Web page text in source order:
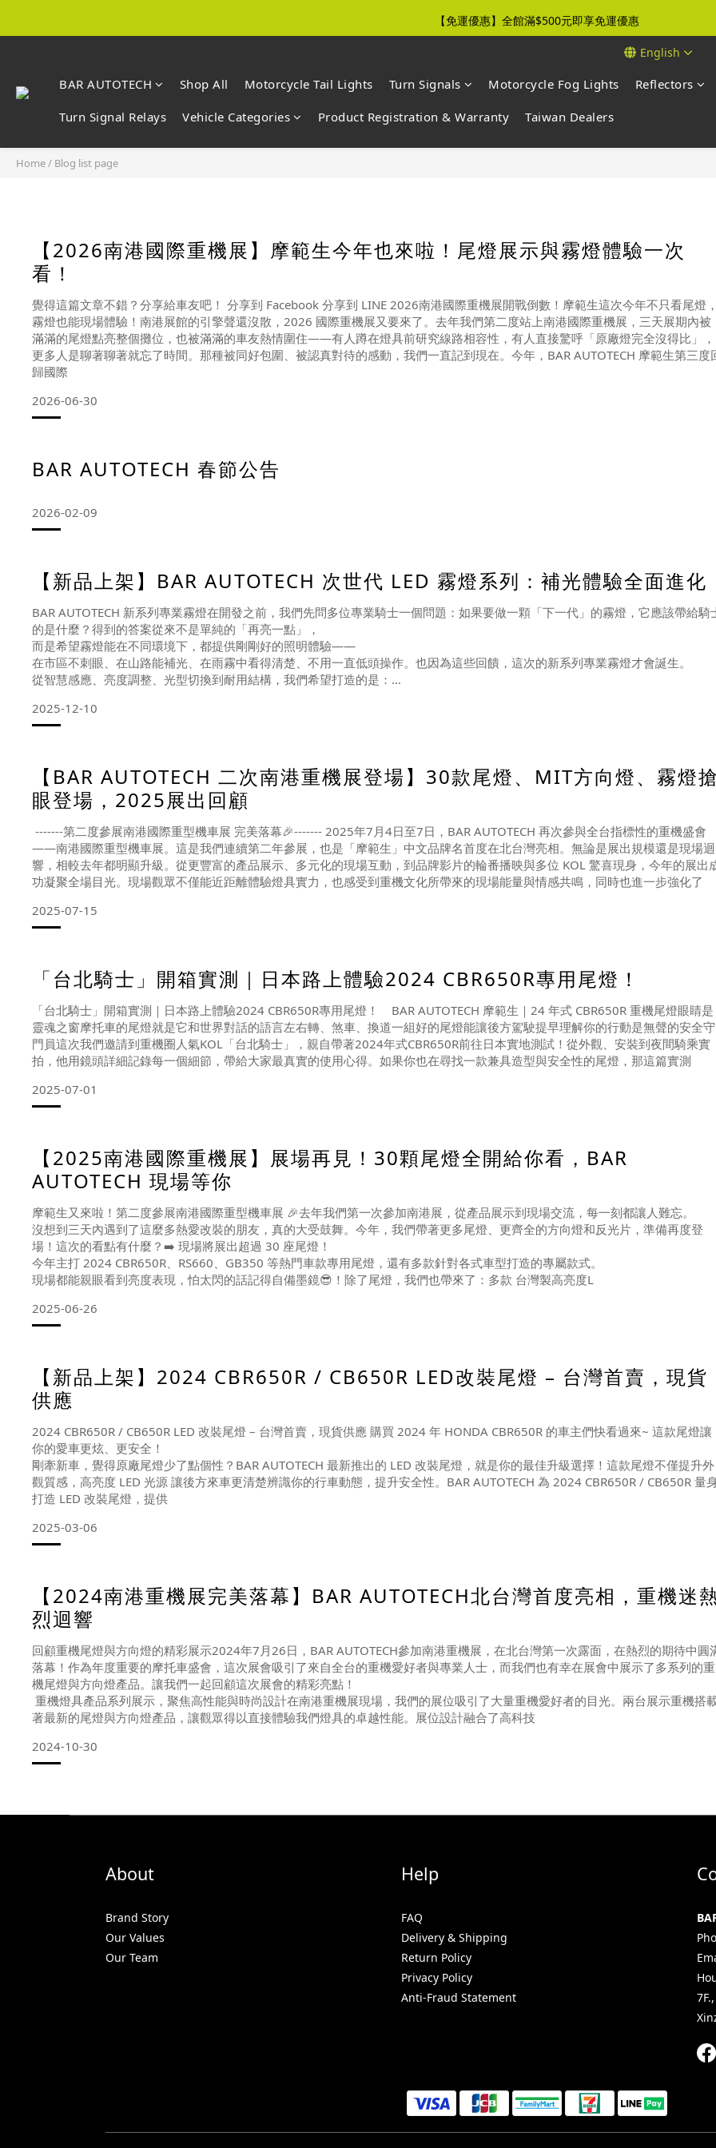
【免運優惠】全館滿$500元即享免運優惠
【免運優惠】全館滿$500元即享免運優惠
【新品上市】新世代感光霧燈，熱銷開賣中
【免運優惠】全館滿$500元即享免運優惠
English
BAR AUTOTECH Shop All Motorcycle Tail Lights Turn Signals Motorcycle Fog Lights Reflectors
Turn Signal Relays Vehicle Categories Product Registration & Warranty Taiwan Dealers
Home/ Blog list page
【2026南港國際重機展】摩範生今年也來啦！尾燈展示與霧燈體驗一次
看！
覺得這篇文章不錯？分享給車友吧！ 分享到 Facebook 分享到 LINE 2026南港國際重機展開戰倒數！摩範生這次今年不只看尾燈
霧燈也能現場體驗！南港展館的引擎聲還沒散，2026 國際重機展又要來了。去年我們第二度站上南港國際重機展，三天展期內被
滿滿的尾燈點亮整個攤位，也被滿滿的車友熱情圍住——有人蹲在燈具前研究線路相容性，有人直接驚呼「原廠燈完全沒得比」，
更多人是聊著聊著就忘了時間。那種被同好包圍、被認真對待的感動，我們一直記到現在。今年，BAR AUTOTECH 摩範生第三度
歸國際
2026-06-30
BAR AUTOTECH 春節公告
2026-02-09
【新品上架】BAR AUTOTECH 次世代 LED 霧燈系列：補光體驗全面進化
BAR AUTOTECH 新系列專業霧燈在開發之前，我們先問多位專業騎士一個問題：如果要做一顆「下一代」的霧燈，它應該帶給騎
的是什麼？得到的答案從來不是單純的「再亮一點」，
而是希望霧燈能在不同環境下，都提供剛剛好的照明體驗——
在市區不刺眼、在山路能補光、在雨霧中看得清楚、不用一直低頭操作。也因為這些回饋，這次的新系列專業霧燈才會誕生。
從智慧感應、亮度調整、光型切換到耐用結構，我們希望打造的是：
而我們想解決的，是亮度之外真
2025-12-10
【BAR AUTOTECH 二次南港重機展登場】30款尾燈、MIT方向燈、霧燈
眼登場，2025展出回顧
-------第二度參展南港國際重型機車展 完美落幕🎉------- 2025年7月4日至7日，BAR AUTOTECH 再次參與全台指標性的重機盛會
——南港國際重型機車展。這是我們連續第二年參展，也是「摩範生」中文品牌名首度在北台灣亮相。無論是展出規模還是現場迴
響，相較去年都明顯升級。從更豐富的產品展示、多元化的現場互動，到品牌影片的輪番播映與多位 KOL 驚喜現身，今年的展出
功凝聚全場目光。現場觀眾不僅能近距離體驗燈具實力，也感受到重機文化所帶來的現場能量與情感共鳴，同時也進一步強化了
2025-07-15
「台北騎士」開箱實測｜日本路上體驗2024 CBR650R專用尾燈！
「台北騎士」開箱實測｜日本路上體驗2024 CBR650R專用尾燈！ BAR AUTOTECH 摩範生｜24 年式 CBR650R 重機尾燈眼睛是
靈魂之窗摩托車的尾燈就是它和世界對話的語言左右轉、煞車、換道一組好的尾燈能讓後方駕駛提早理解你的行動是無聲的安全守
門員這次我們邀請到重機圈人氣KOL「台北騎士」，親自帶著2024年式CBR650R前往日本實地測試！從外觀、安裝到夜間騎乘實
拍，他用鏡頭詳細記錄每一個細節，帶給大家最真實的使用心得。如果你也在尋找一款兼具造型與安全性的尾燈，那這篇實測
2025-07-01
【2025南港國際重機展】展場再見！30顆尾燈全開給你看，BAR
AUTOTECH 現場等你
摩範生又來啦！第二度參展南港國際重型機車展 🎉去年我們第一次參加南港展，從產品展示到現場交流，每一刻都讓人難忘。
沒想到三天內遇到了這麼多熱愛改裝的朋友，真的大受鼓舞。今年，我們帶著更多尾燈、更齊全的方向燈和反光片，準備再度登
場！這次的看點有什麼？➡️ 現場將展出超過 30 座尾燈！
今年主打 2024 CBR650R、RS660、GB350 等熱門車款專用尾燈，還有多款針對各式車型打造的專屬款式。
現場都能親眼看到亮度表現，怕太閃的話記得自備墨鏡😎！除了尾燈，我們也帶來了：多款 台灣製高亮度L
2025-06-26
【新品上架】2024 CBR650R / CB650R LED改裝尾燈 – 台灣首賣，現貨
供應
2024 CBR650R / CB650R LED 改裝尾燈 – 台灣首賣，現貨供應 購買 2024 年 HONDA CBR650R 的車主們快看過來~ 這款尾燈讓
你的愛車更炫、更安全！
剛牽新車，覺得原廠尾燈少了點個性？BAR AUTOTECH 最新推出的 LED 改裝尾燈，就是你的最佳升級選擇！這款尾燈不僅提升外
觀質感，高亮度 LED 光源 讓後方來車更清楚辨識你的行車動態，提升安全性。BAR AUTOTECH 為 2024 CBR650R / CB650R 量
打造 LED 改裝尾燈，提供
2025-03-06
【2024南港重機展完美落幕】BAR AUTOTECH北台灣首度亮相，重機迷
烈迴響
回顧重機尾燈與方向燈的精彩展示2024年7月26日，BAR AUTOTECH參加南港重機展，在北台灣第一次露面，在熱烈的期待中圓
落幕！作為年度重要的摩托車盛會，這次展會吸引了來自全台的重機愛好者與專業人士，而我們也有幸在展會中展示了多系列的重
機尾燈與方向燈產品。讓我們一起回顧這次展會的精彩亮點！
重機燈具產品系列展示，聚焦高性能與時尚設計在南港重機展現場，我們的展位吸引了大量重機愛好者的目光。兩台展示重機搭
著最新的尾燈與方向燈產品，讓觀眾得以直接體驗我們燈具的卓越性能。展位設計融合了高科技
2024-10-30
About
Brand Story
Our Values
Our Team
Help
FAQ
Delivery & Shipping
Return Policy
Privacy Policy
Anti-Fraud Statement